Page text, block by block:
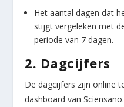
Het aantal dagen dat
stijgt vergeleken met
periode van 7 dagen.
2. Dagcijfers
De dagcijfers zijn online
dashboard van Sciensano.